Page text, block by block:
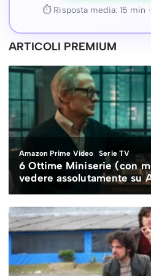
⏱ Risposta media: 15 min ·
ARTICOLI PREMIUM